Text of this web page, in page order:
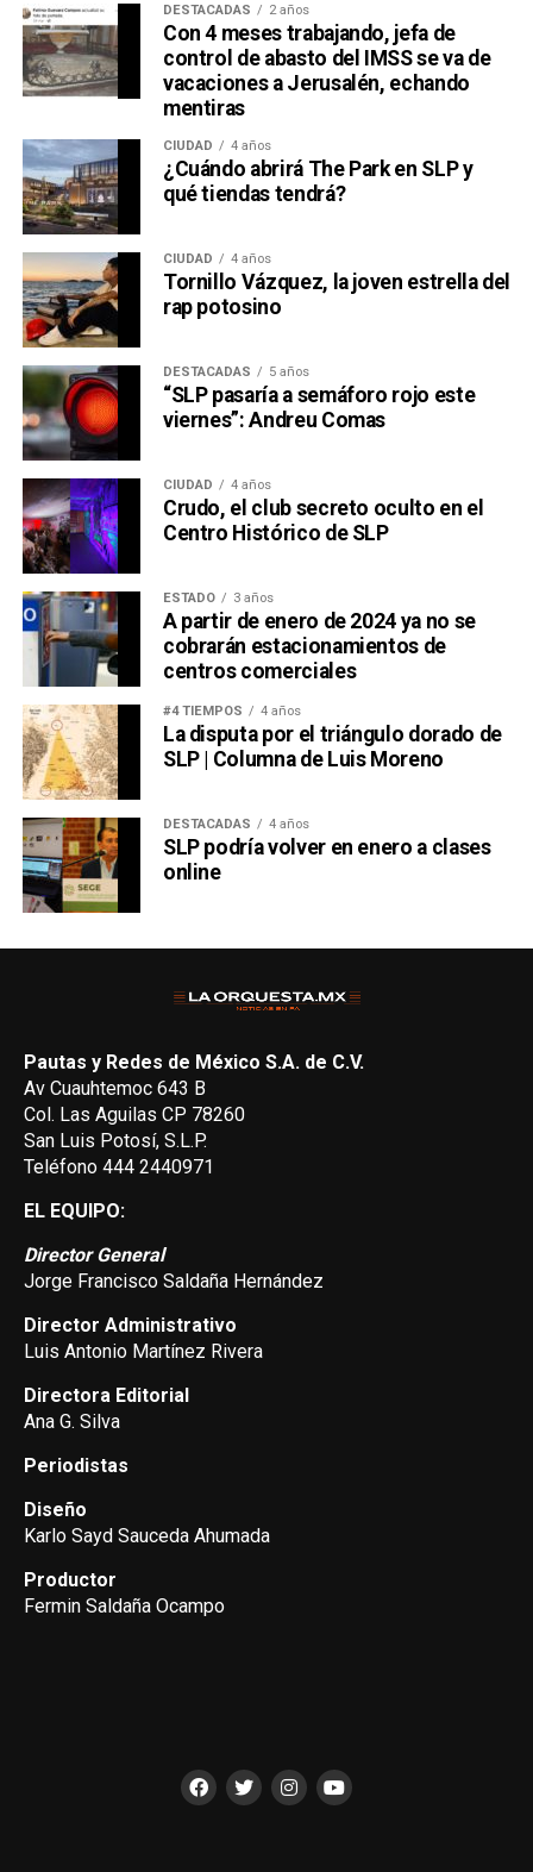
DESTACADAS 2 años
Con 4 meses trabajando, jefa de
control de abasto del IMSS se va de
vacaciones a Jerusalén, echando
mentiras
CIUDAD 4 años
¿Cuándo abrirá The Park en SLP y
qué tiendas tendrá?
CIUDAD 4 años
Tornillo Vázquez, la joven estrella del
rap potosino
DESTACADAS 5 años
“SLP pasaría a semáforo rojo este
viernes”: Andreu Comas
CIUDAD 4 años
Crudo, el club secreto oculto en el
Centro Histórico de SLP
ESTADO 3 años
A partir de enero de 2024 ya no se
cobrarán estacionamientos de
centros comerciales
#4 TIEMPOS 4 años
La disputa por el triángulo dorado de
SLP | Columna de Luis Moreno
DESTACADAS 4 años
SLP podría volver en enero a clases
online
Pautas y Redes de México S.A. de C.V.
Av Cuauhtemoc 643 B
Col. Las Aguilas CP 78260
San Luis Potosí, S.L.P.
Teléfono 444 2440971
EL EQUIPO:
Director General
Jorge Francisco Saldaña Hernández
Director Administrativo
Luis Antonio Martínez Rivera
Directora Editorial
Ana G. Silva
Periodistas
Diseño
Karlo Sayd Sauceda Ahumada
Productor
Fermin Saldaña Ocampo